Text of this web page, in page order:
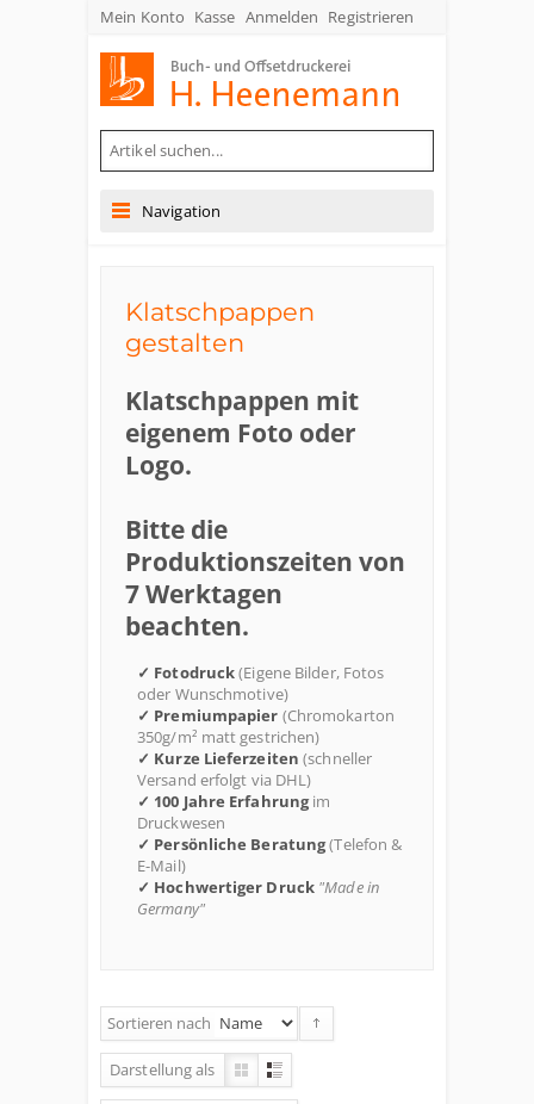
Mein Konto Kasse Anmelden Registrieren
Navigation
Klatschpappen
gestalten
Klatschpappen mit
eigenem Foto oder
Logo.
Bitte die
Produktionszeiten von
7 Werktagen
beachten.
✓ Fotodruck(Eigene Bilder, Fotos
oder Wunschmotive)
✓ Premiumpapier (Chromokarton
350g/m² matt gestrichen)
✓ Kurze Lieferzeiten (schneller
Versand erfolgt via DHL)
✓ 100 Jahre Erfahrungim
Druckwesen
✓ Persönliche Beratung(Telefon &
E-Mail)
✓ Hochwertiger Druck "Made in
Germany"
Sortieren nach
Darstellung als